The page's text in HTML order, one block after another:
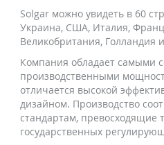
Solgar можно увидеть в 60
Украина, США, Италия,
Великобритания, Голландия
Компания обладает самыми
производственными
отличается высокой
дизайном. Производство
стандартам, превосходящие
государственных